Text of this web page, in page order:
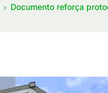
Documento reforça